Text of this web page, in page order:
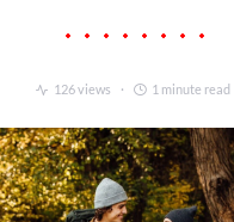
126 views 1 minute read